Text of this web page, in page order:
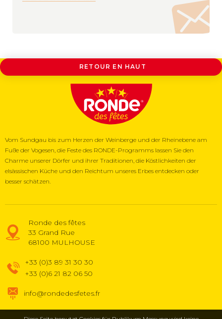
RETOUR EN HAUT
Vom Sundgau bis zum Herzen der Weinberge und der Rheinebene am
Fuße der Vogesen, die Feste des RONDE-Programms lassen Sie den
Charme unserer Dörfer und ihrer Traditionen, die Köstlichkeiten der
elsässischen Küche und den Reichtum unseres Erbes entdecken oder
besser schätzen.
Ronde des fêtes
33 Grand Rue
68100 MULHOUSE
+33 (0)3 89 31 30 30
+33 (0)6 21 82 06 50
info@rondedesfetes.fr